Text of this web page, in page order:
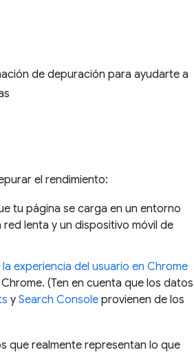
de depuración para ayudarte a
el rendimiento:
tu página se carga en un entorno
lenta y un dispositivo móvil de
experiencia del usuario en Chrome
(Ten en cuenta que los datos
y Search Console provienen de los
que realmente representan lo que